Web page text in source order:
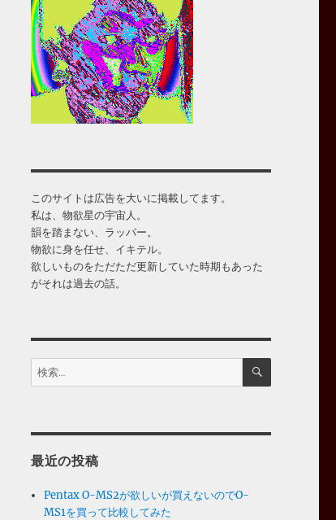
このサイトは広告を大いに掲載してます。
私は、物欲星の宇宙人。
韻を踏まない、ラッパー。
物欲に身を任せ、イキテル。
欲しいものをただただ更新していた時期もあった
がそれは過去の話。
検
索:
検
最近の投稿
Pentax O-MS2が欲しいが買えないのでO-
MS1を買って比較してみた